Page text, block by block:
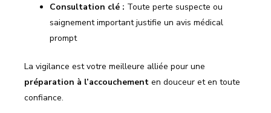
Consultation clé : Toute perte suspecte ou
saignement important justifie un avis médical
prompt
La vigilance est votre meilleure alliée pour une
préparation à l’accouchement en douceur et en toute
confiance.